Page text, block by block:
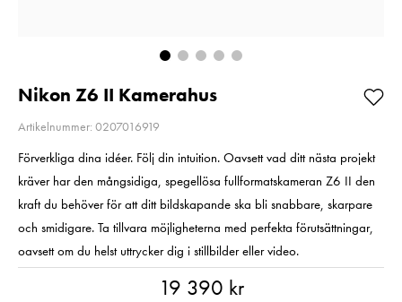
Nikon Z6 II Kamerahus
Artikelnummer: 0207016919
Förverkliga dina idéer. Följ din intuition. Oavsett vad ditt nästa projekt
kräver har den mångsidiga, spegellösa fullformatskameran Z6 II den
kraft du behöver för att ditt bildskapande ska bli snabbare, skarpare
och smidigare. Ta tillvara möjligheterna med perfekta förutsättningar,
oavsett om du helst uttrycker dig i stillbilder eller video.
19 390 kr